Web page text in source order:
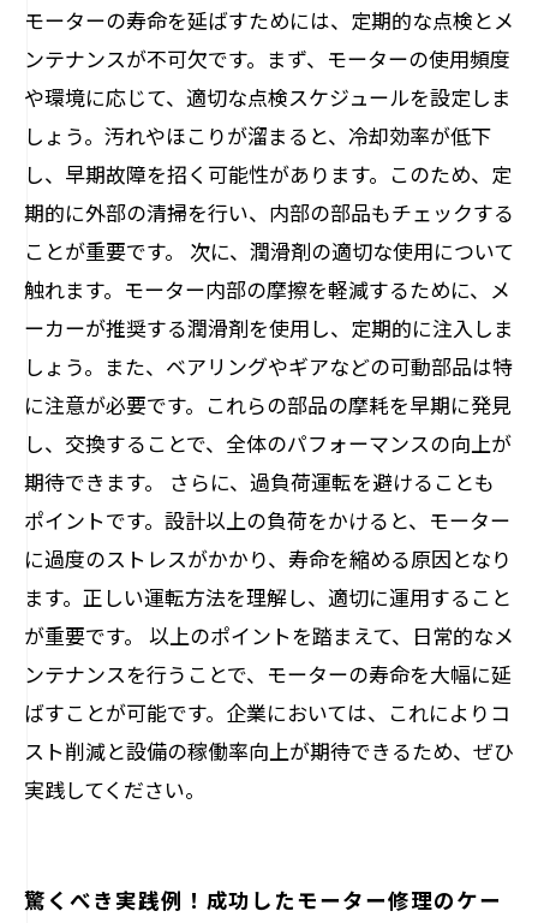
モーターの寿命を延ばすためには、定期的な点検とメ
ンテナンスが不可欠です。まず、モーターの使用頻度
や環境に応じて、適切な点検スケジュールを設定しま
しょう。汚れやほこりが溜まると、冷却効率が低下
し、早期故障を招く可能性があります。このため、定
期的に外部の清掃を行い、内部の部品もチェックする
ことが重要です。 次に、潤滑剤の適切な使用について
触れます。モーター内部の摩擦を軽減するために、メ
ーカーが推奨する潤滑剤を使用し、定期的に注入しま
しょう。また、ベアリングやギアなどの可動部品は特
に注意が必要です。これらの部品の摩耗を早期に発見
し、交換することで、全体のパフォーマンスの向上が
期待できます。 さらに、過負荷運転を避けることも
ポイントです。設計以上の負荷をかけると、モーター
に過度のストレスがかかり、寿命を縮める原因となり
ます。正しい運転方法を理解し、適切に運用すること
が重要です。 以上のポイントを踏まえて、日常的なメ
ンテナンスを行うことで、モーターの寿命を大幅に延
ばすことが可能です。企業においては、これによりコ
スト削減と設備の稼働率向上が期待できるため、ぜひ
実践してください。
驚くべき実践例！成功したモーター修理のケー